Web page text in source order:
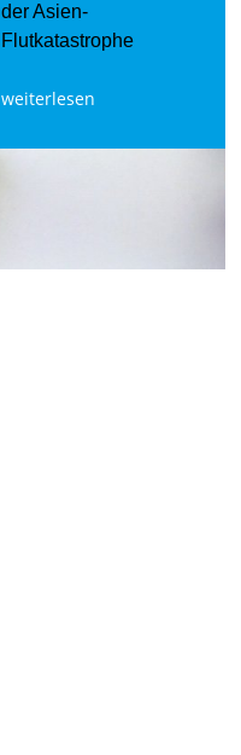
der Asien-
Flutkatastrophe
weiterlesen